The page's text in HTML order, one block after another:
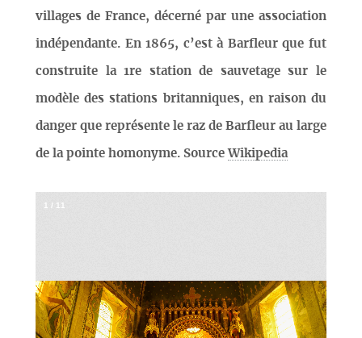
villages de France, décerné par une association
indépendante. En 1865, c’est à Barfleur que fut
construite la 1re station de sauvetage sur le
modèle des stations britanniques, en raison du
danger que représente le raz de Barfleur au large
de la pointe homonyme. Source Wikipedia
1 / 11